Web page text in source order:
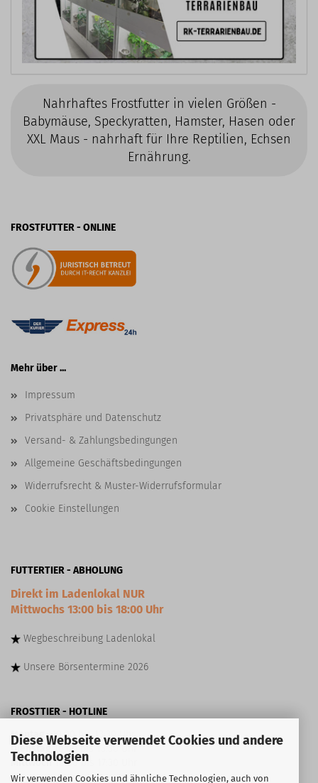
Diese Webseite verwendet Cookies und andere
Technologien
Wir verwenden Cookies und ähnliche Technologien, auch von
Nahrhaftes Frostfutter in vielen Größen -
Babymäuse, Speckyratten, Hamster, Hasen oder
XXL Maus - nahrhaft für Ihre Reptilien, Echsen
Ernährung.
FROSTFUTTER - ONLINE
Mehr über ...
Impressum
Privatsphäre und Datenschutz
Versand- & Zahlungsbedingungen
Allgemeine Geschäftsbedingungen
Widerrufsrecht & Muster-Widerrufsformular
Cookie Einstellungen
FUTTERTIER - ABHOLUNG
Direkt im Ladenlokal NUR
Mittwochs 13:00 bis 18:00 Uhr
Wegbeschreibung Ladenlokal
Unsere Börsentermine 2026
FROSTTIER - HOTLINE
Montag10:00 bis 13:30 Uhr
Dienstag10:00 bis 13:30 Uhr
Mittwoch10:00 bis 17:30 Uhr